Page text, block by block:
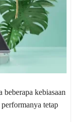
beberapa kebiasaan
tetap